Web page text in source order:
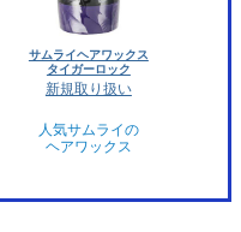
サムライヘアワックス
タイガーロック
新規取り扱い
人気サムライの
ヘアワックス